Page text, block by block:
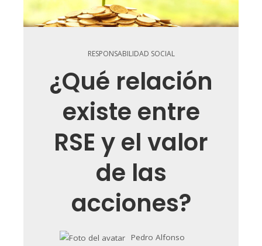
RESPONSABILIDAD SOCIAL
¿Qué relación
existe entre
RSE y el valor
de las
acciones?
Pedro Alfonso